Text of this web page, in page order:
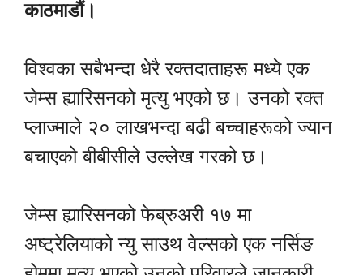
काठमाडौं।
विश्वका सबैभन्दा धेरै रक्तदाताहरू मध्ये एक
जेम्स ह्यारिसनको मृत्यु भएको छ। उनको रक्त
प्लाज्माले २० लाखभन्दा बढी बच्चाहरूको ज्यान
बचाएको बीबीसीले उल्लेख गरको छ।
जेम्स ह्यारिसनको फेब्रुअरी १७ मा
अष्ट्रेलियाको न्यु साउथ वेल्सको एक नर्सिङ